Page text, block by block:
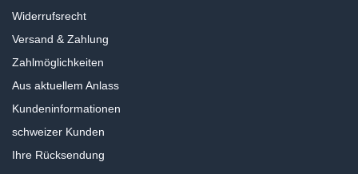
Widerrufsrecht
Versand & Zahlung
Zahlmöglichkeiten
Aus aktuellem Anlass
Kundeninformationen
schweizer Kunden
Ihre Rücksendung